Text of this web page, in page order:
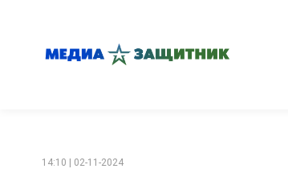
14:10 | 02-11-2024